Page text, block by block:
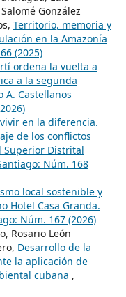
González
Territorio, memoria y
en la Amazonía
(2025)
ordena la vuelta a
a la segunda
A. Castellanos
en la diferencia.
de los conflictos
Superior Distrital
Núm. 168
local sostenible y
Hotel Casa Granda.
Núm. 167 (2026)
Rosario León
Desarrollo de la
la aplicación de
cubana ,